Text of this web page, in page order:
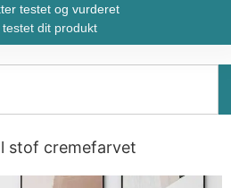
testet og vurderet
testet dit produkt
stof cremefarvet